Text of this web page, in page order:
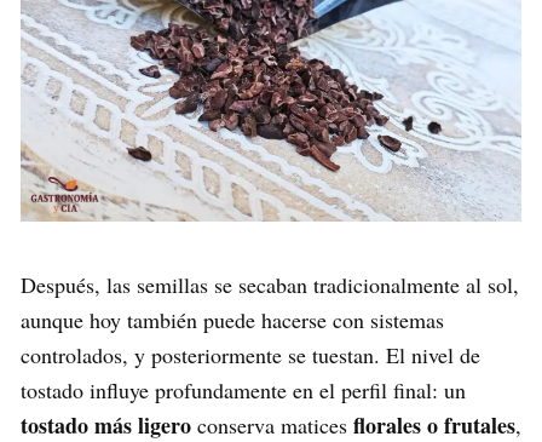
Después, las semillas se secaban tradicionalmente al sol,
aunque hoy también puede hacerse con sistemas
controlados, y posteriormente se tuestan. El nivel de
tostado influye profundamente en el perfil final: un
tostado más ligero conserva matices florales o frutales,